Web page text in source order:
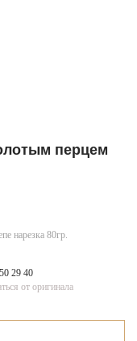
перцем
нарезка 80гр.
29 40
от оригинала